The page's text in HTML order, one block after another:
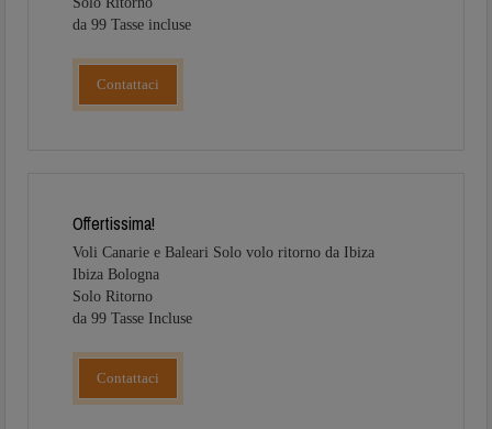
da 99 Tasse incluse
Contattaci
Offertissima!
Voli Canarie e Baleari Solo volo ritorno da Ibiza
Ibiza Bologna
Solo Ritorno
da 99 Tasse Incluse
Contattaci